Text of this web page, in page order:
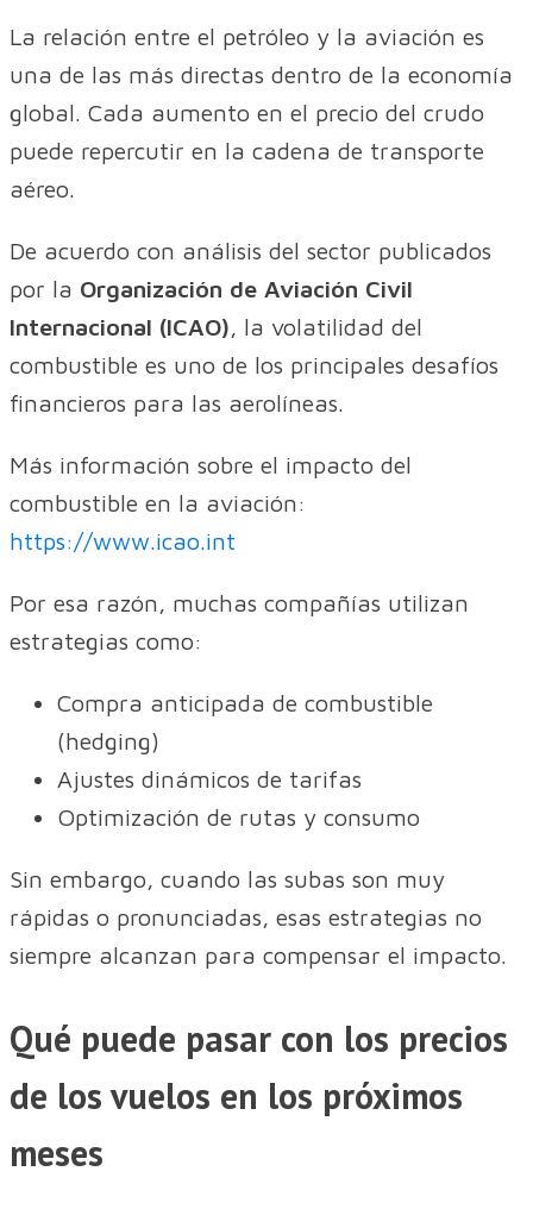
La relación entre el petróleo y la aviación es
una de las más directas dentro de la economía
global. Cada aumento en el precio del crudo
puede repercutir en la cadena de transporte
aéreo.
De acuerdo con análisis del sector publicados
por la Organización de Aviación Civil
Internacional (ICAO) , la volatilidad del
combustible es uno de los principales desafíos
financieros para las aerolíneas.
Más información sobre el impacto del
combustible en la aviación:
https://www.icao.int
Por esa razón, muchas compañías utilizan
estrategias como:
Compra anticipada de combustible
(hedging)
Ajustes dinámicos de tarifas
Optimización de rutas y consumo
Sin embargo, cuando las subas son muy
rápidas o pronunciadas, esas estrategias no
siempre alcanzan para compensar el impacto.
Qué puede pasar con los precios
de los vuelos en los próximos
meses